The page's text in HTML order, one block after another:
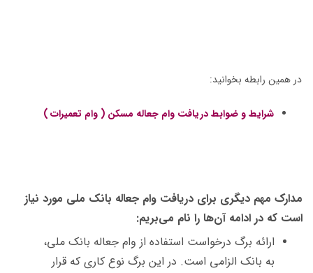
در همین رابطه بخوانید:
شرایط و ضوابط دریافت وام جعاله مسکن ( وام تعمیرات )
مدارک مهم دیگری برای دریافت وام جعاله بانک ملی مورد نیاز
است که در ادامه آن‌ها را نام می‌بریم:
ارائه برگ درخواست استفاده از وام جعاله بانک ملی،
به بانک الزامی است. در این برگ نوع کاری که قرار